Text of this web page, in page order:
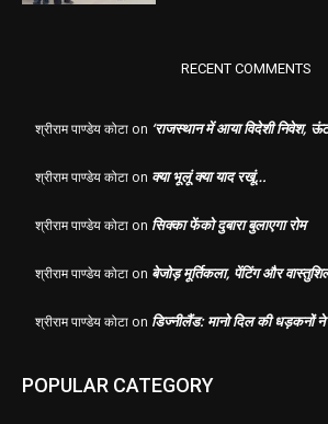
RECENT COMMENTS
श्रीराम पाण्डेय कोटा on ‘राजस्थान में आया विदेशी निवेश,
श्रीराम पाण्डेय कोटा on क्या भूलूं क्या याद रखूं…
श्रीराम पाण्डेय कोटा on सिक्का फेंको दुबारा बुलाएगा रोम
श्रीराम पाण्डेय कोटा on बेजोड़ मूर्तिकला, पेंटिंग और
श्रीराम पाण्डेय कोटा on डिज्नीलैंड: मानो दिल की धड़कनों ने
POPULAR CATEGORY